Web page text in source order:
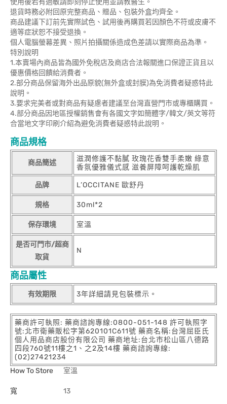
使用後若有過敏請即刻停止使用並請教醫生。
退貨時務必附回原完整商品、贈品、包裝外盒均齊全。
商品建議下訂前先實際試色、試用後再購買若因顏色不符或皮膚不
適等症狀恕不接受退換。
個人電腦螢幕差異、照片拍攝關係造成色差請以實際商品為準。
特別說明
1.本賣場內商品皆為國外免稅店及商店合法報關進口保證正貨且以
優惠價格回饋給消費者。
2.部分商品保留海外出品原貌(無外盒或封膜)為免消費者疑惑特此
說明。
3.要求完美者或對商品有疑慮者建議至台灣直營門市或專櫃購買。
4.部分商品因地區授權銷售會有各國文字如簡體字/韓文/英文等符
合當地文字印刷介紹為避免消費者疑惑特此說明。
商品規格
商品簡述
滋潤修護不黏膩 玫瑰花香雙手柔嫩 綠意
香氛優雅儀式感 滋養屏障呵護乾燥肌
品牌 L’OCCITANE 歐舒丹
規格 30ml*2
保存環境 室溫
是否可門市/超商
取貨
N
商品屬性
有效期限 3年詳細請見包裝標示。
藥商許可執照: 藥商諮詢專線:0800-051-148 許可執照字
號:北市衛藥販松字第620101C611號 藥商名稱:台灣屈臣氏
個人用品商店股份有限公司 藥商地址:台北市松山區八德路
四段760號11樓之1、之2及14樓 藥商諮詢專線:
(02)27421234
How To Store
室溫
寬 13